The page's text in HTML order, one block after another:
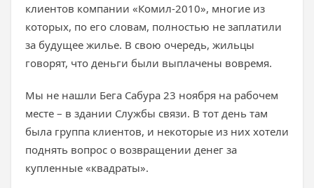
клиентов компании «Комил-2010», многие из
которых, по его словам, полностью не заплатили
за будущее жилье. В свою очередь, жильцы
говорят, что деньги были выплачены вовремя.
Мы не нашли Бега Сабура 23 ноября на рабочем
месте – в здании Службы связи. В тот день там
была группа клиентов, и некоторые из них хотели
поднять вопрос о возвращении денег за
купленные «квадраты».